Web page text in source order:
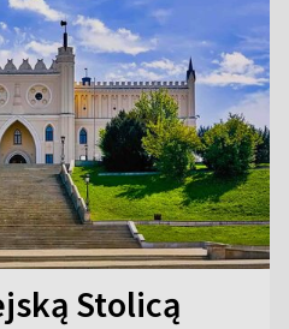
Stolicą